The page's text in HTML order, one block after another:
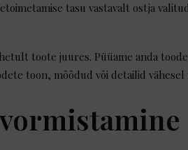
tasu vastavalt ostja
toote juures. Püüame anda
toon, mõõdud või detailid vähesel